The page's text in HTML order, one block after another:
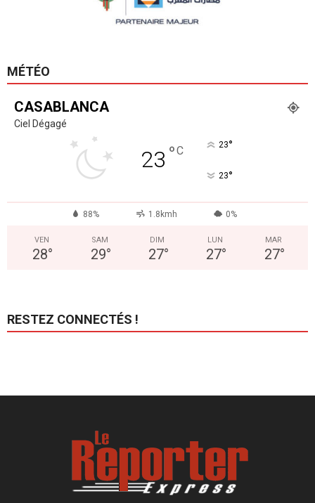
MÉTÉO
CASABLANCA
Ciel Dégagé
23 °C 23°
23°
88% 1.8kmh 0%
VEN
28°
SAM
29°
DIM
27°
LUN
27°
MAR
27°
RESTEZ CONNECTÉS !